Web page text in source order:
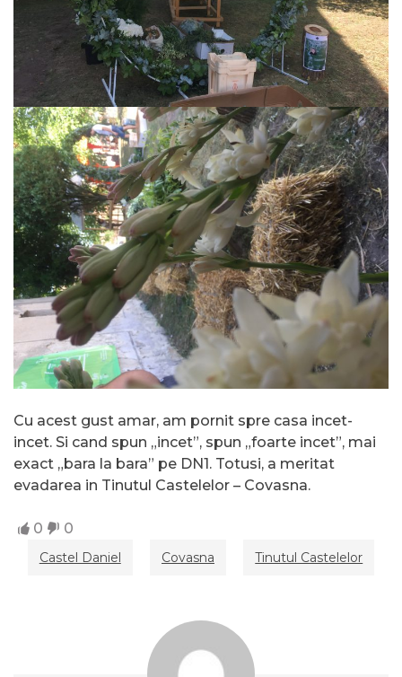
Cu acest gust amar, am pornit spre casa incet-
incet. Si cand spun „incet”, spun „foarte incet”, mai
exact „bara la bara” pe DN1. Totusi, a meritat
evadarea in Tinutul Castelelor – Covasna.
0 0
Castel Daniel Covasna Tinutul Castelelor